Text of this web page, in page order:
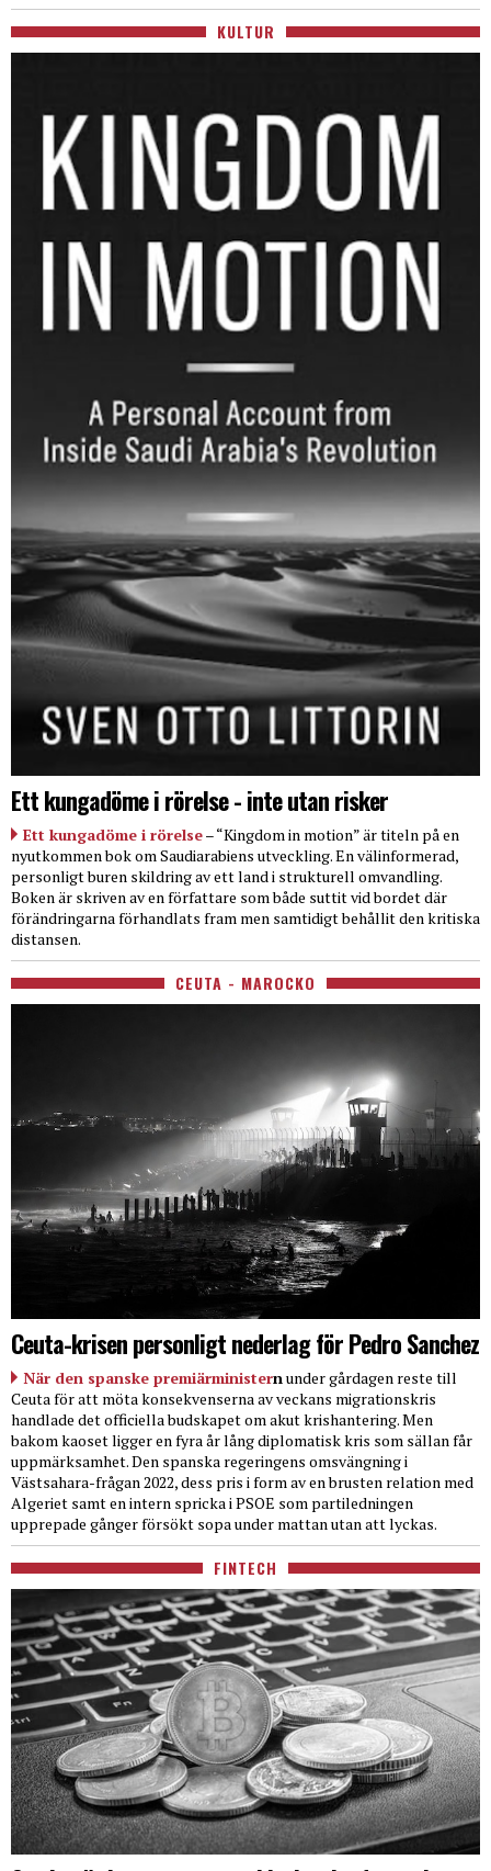
KULTUR
Ett kungadöme i rörelse - inte utan risker
Ett kungadöme i rörelse– “Kingdom in motion” är titeln på en
nyutkommen bok om Saudiarabiens utveckling. En välinformerad,
personligt buren skildring av ett land i strukturell omvandling.
Boken är skriven av en författare som både suttit vid bordet där
förändringarna förhandlats fram men samtidigt behållit den kritiska
distansen.
CEUTA - MAROCKO
Ceuta-krisen personligt nederlag för Pedro Sanchez
När den spanske premiärministernunder gårdagen reste till
Ceuta för att möta konsekvenserna av veckans migrationskris
handlade det officiella budskapet om akut krishantering. Men
bakom kaoset ligger en fyra år lång diplomatisk kris som sällan får
uppmärksamhet. Den spanska regeringens omsvängning i
Västsahara-frågan 2022, dess pris i form av en brusten relation med
Algeriet samt en intern spricka i PSOE som partiledningen
upprepade gånger försökt sopa under mattan utan att lyckas.
FINTECH